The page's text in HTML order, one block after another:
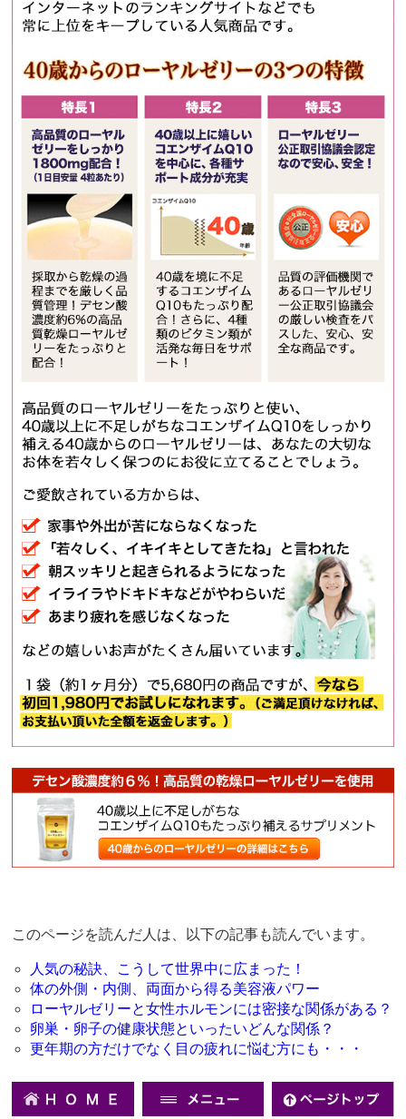
このページを読んだ人は、以下の記事も読んでいます。
人気の秘訣、こうして世界中に広まった！
体の外側・内側、両面から得る美容液パワー
ローヤルゼリーと女性ホルモンには密接な関係がある？
卵巣・卵子の健康状態といったいどんな関係？
更年期の方だけでなく目の疲れに悩む方にも・・・